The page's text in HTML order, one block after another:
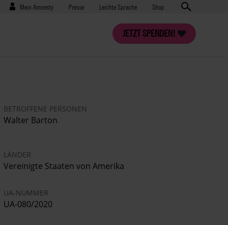
Benutzermenü
Mein Amnesty Presse
Presse Leichte Sprache Shop
JETZT SPENDEN!
BETROFFENE PERSONEN
Walter Barton
LÄNDER
Vereinigte Staaten von Amerika
UA-NUMMER
UA-080/2020